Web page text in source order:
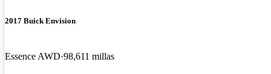
2017 Buick Envision
Essence AWD 98,611 millas